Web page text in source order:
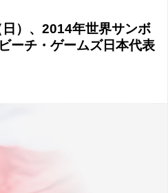
日）、2014年世界サンボ
ーチ・ゲームズ日本代表